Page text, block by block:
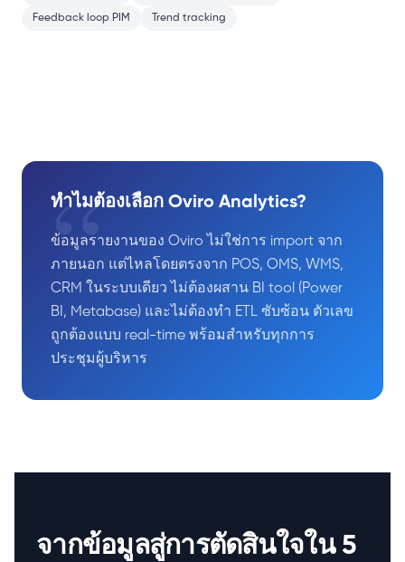
Feedback loop PIM Trend tracking
“
ทำไมต้องเลือก Oviro Analytics?
ข้อมูลรายงานของ Oviro ไม่ใช่การ import จาก
ภายนอก แต่ไหลโดยตรงจาก POS, OMS, WMS,
CRM ในระบบเดียว ไม่ต้องผสาน BI tool (Power
BI, Metabase) และไม่ต้องทำ ETL ซับซ้อน ตัวเลข
ถูกต้องแบบ real-time พร้อมสำหรับทุกการ
ประชุมผู้บริหาร
จากข้อมูลสู่การตัดสินใจใน 5